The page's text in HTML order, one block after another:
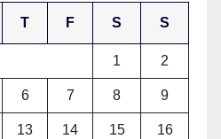
T F S S
1 2
6 7 8 9
13 14 15 16